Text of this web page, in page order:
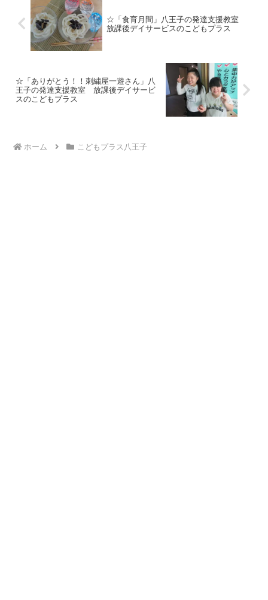
☆「食育月間」八王子の発達支援教室
放課後デイサービスのこどもプラス
☆「ありがとう！！刺繍屋一遊さん」八
王子の発達支援教室 放課後デイサービ
スのこどもプラス
ホーム こどもプラス八王子